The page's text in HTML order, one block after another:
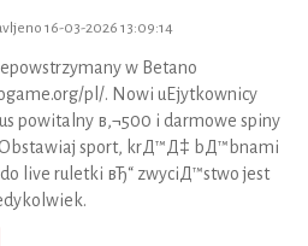
16-03-2026 13:09:14
w Betano
pl/. Nowi uЕјytkownicy
powitalny в‚¬500 i darmowe spiny
sport, krД™Д‡ bД™bnami
do live ruletki вЂ“ zwyciД™stwo jest